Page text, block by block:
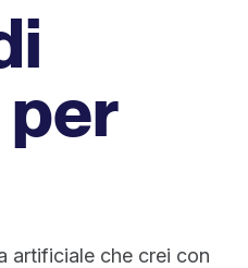
artificiale che crei con